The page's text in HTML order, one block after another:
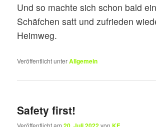
Und so machte sich schon bald
Schäfchen satt und zufrieden
Heimweg.
Veröffentlicht unterAllgemein
Safety first!
Veröffentlicht am von